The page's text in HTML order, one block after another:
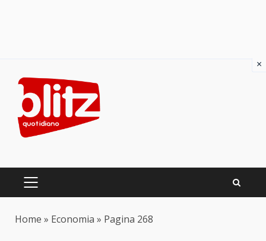
content
PRIMARY
Home » Economia » Pagina 268
×